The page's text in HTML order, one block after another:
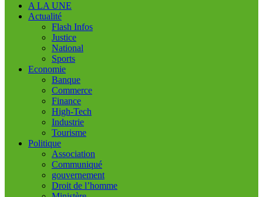
A LA UNE
Actualité
Flash Infos
Justice
National
Sports
Economie
Banque
Commerce
Finance
High-Tech
Industrie
Tourisme
Politique
Association
Communiqué
gouvernement
Droit de l’homme